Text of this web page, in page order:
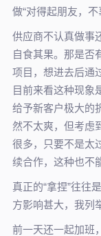
做“对得起朋友，不
供应商不认真做事
自食其果。那是否
项目，想进去后通
目前来看这种现象
给予新客户极大的
然不太爽，但考虑
很多，只要不是太
续合作，这种也不
真正的“拿捏”往往
方影响甚大，我列
前一天还一起加班